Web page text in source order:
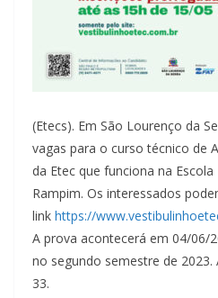
(Etecs). Em São Lourenço da
vagas para o curso técnico de
da Etec que funciona na
Rampim. Os interessados
link https://
A prova acontecerá em 04/06/
no segundo semestre de 2023.
33.